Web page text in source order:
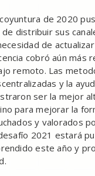
de 2020
distribuir sus
de
cobró aún más
remoto. Las
y la
ser la mejor
para mejorar la
y valorados
2021 estará
este año y